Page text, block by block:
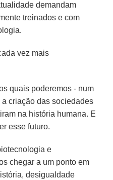
demandam
treinados e com
vez mais
quais poderemos - num
criação das sociedades
na história humana. E
esse futuro.
e
chegar a um ponto em
desigualdade